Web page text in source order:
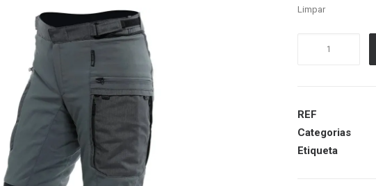
Limpar
3L
ABSOLUTESHELL
IRON-
REF
Categorias
Etiqueta